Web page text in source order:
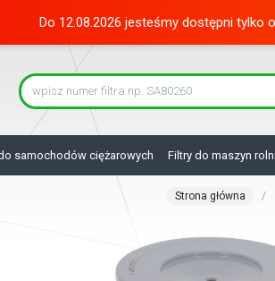
Do 12.08.2026 jesteśmy dostępni tylko
samochodów ciężarowych Filtry do maszyn
Strona główna